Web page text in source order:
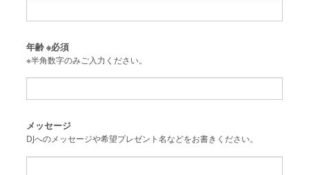
年齢※必須
※半角数字のみご入力ください。
メッセージ
DJへのメッセージや希望プレゼント名などをお書きください。